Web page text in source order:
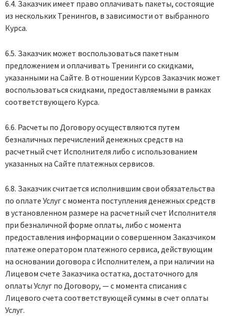
6.4. Заказчик имеет право оплачивать пакеты, состоящие
из нескольких Тренингов, в зависимости от выбранного
Курса.
6.5. Заказчик может воспользоваться пакетным
предложением и оплачивать Тренинги со скидками,
указанными на Сайте. В отношении Курсов Заказчик может
воспользоваться скидками, предоставляемыми в рамках
соответствующего Курса.
6.6. Расчеты по Договору осуществляются путем
безналичных перечислений денежных средств на
расчетный счет Исполнителя либо с использованием
указанных на Сайте платежных сервисов.
6.8. Заказчик считается исполнившим свои обязательства
по оплате Услуг с момента поступления денежных средств
в установленном размере на расчетный счет Исполнителя
при безналичной форме оплаты, либо с момента
предоставления информации о совершенном Заказчиком
платеже оператором платежного сервиса, действующим
на основании договора с Исполнителем, а при наличии на
Лицевом счете Заказчика остатка, достаточного для
оплаты Услуг по Договору, — с момента списания с
Лицевого счета соответствующей суммы в счет оплаты
Услуг.